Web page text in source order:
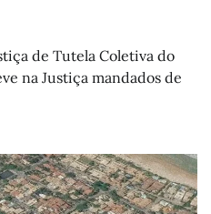
de Tutela Coletiva do
na Justiça mandados de